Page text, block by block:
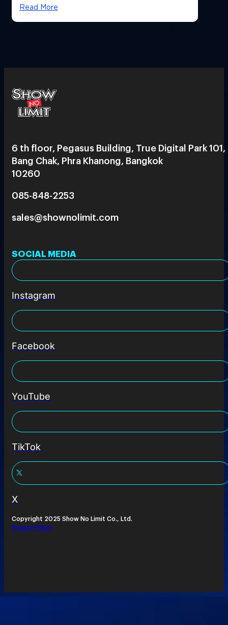
Read More
6 th floor, Pegasus Building, True Digital Park 101,
Bang Chak, Phra Khanong, Bangkok
10260
085-848-2253
sales@shownolimit.com
SOCIAL MEDIA
Instagram
Facebook
YouTube
TikTok
X
Copyright 2025 Show No Limit Co., Ltd.
Privacy Policy